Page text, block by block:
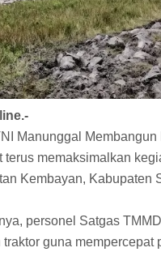
Manunggal
terus memaksimalkan
Kembayan, Kabupaten
personel Satgas
traktor guna